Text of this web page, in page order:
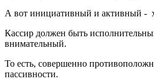
А вот инициативный и активный -
Кассир должен быть
внимательный.
То есть, совершенно
пассивности.